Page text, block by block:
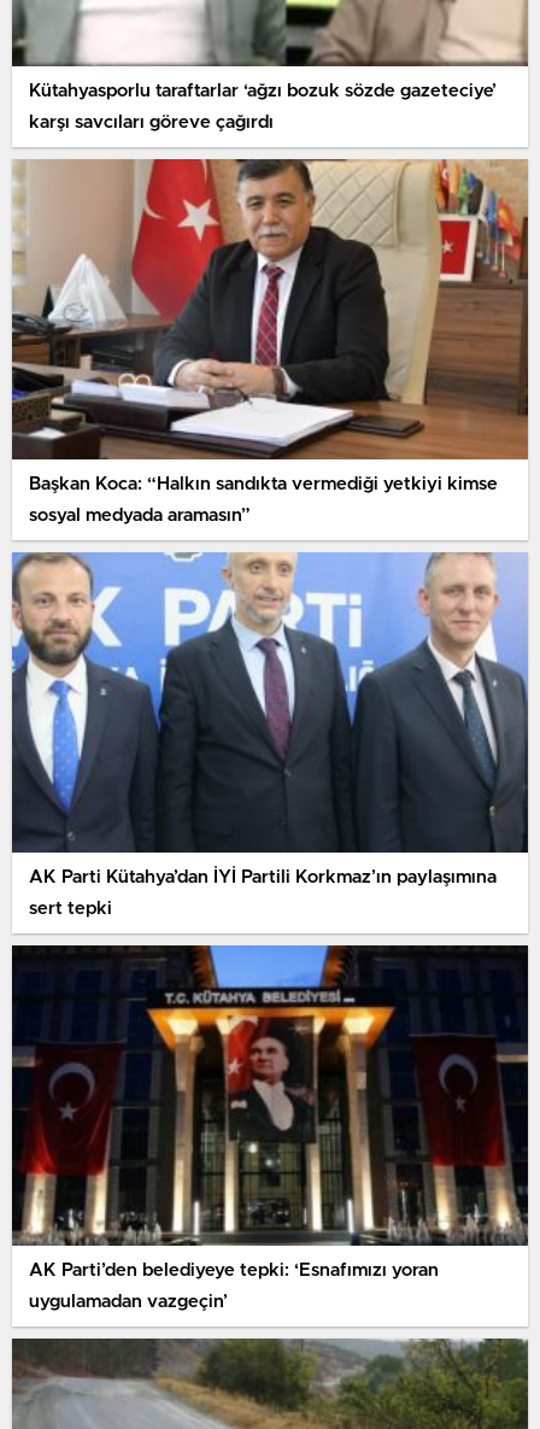
Kütahyasporlu taraftarlar ‘ağzı bozuk sözde gazeteciye’
karşı savcıları göreve çağırdı
Başkan Koca: “Halkın sandıkta vermediği yetkiyi kimse
sosyal medyada aramasın”
AK Parti Kütahya’dan İYİ Partili Korkmaz’ın paylaşımına
sert tepki
AK Parti’den belediyeye tepki: ‘Esnafımızı yoran
uygulamadan vazgeçin’